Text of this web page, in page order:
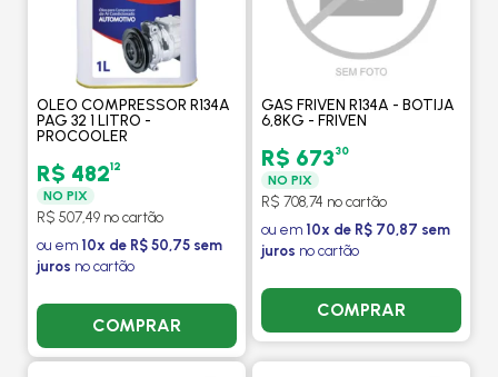
OLEO COMPRESSOR R134A
PAG 32 1 LITRO -
PROCOOLER
R$ 48212
NO PIX
R$ 507,49 no cartão
ou em 10x de R$ 50,75 sem
juros no cartão
COMPRAR
GAS FRIVEN R134A - BOTIJA
6,8KG - FRIVEN
R$ 67330
NO PIX
R$ 708,74 no cartão
ou em 10x de R$ 70,87 sem
juros no cartão
COMPRAR